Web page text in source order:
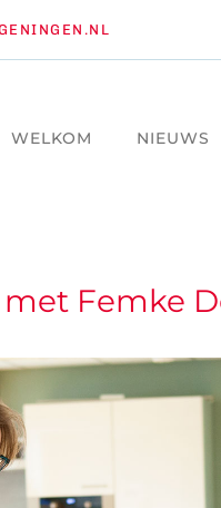
WELKOM NIEUWS
Femke